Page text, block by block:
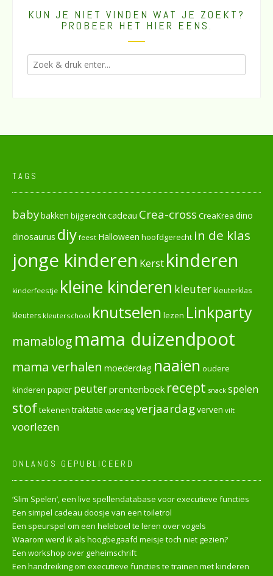
KUN JE NIET VINDEN WAT JE ZOEKT?
PROBEER HET HIER EENS.
TAGS
babybakken bijgerechtcadeau Crea-cross CreaKrea dino
dinosaurus diy feest Halloween hoofdgerecht in de klas
jonge kinderen Kerst kinderen
kinderfeestje kleine kinderen kleuterkleuterklas
kleuters kleuterschool knutselen lezen Linkparty
mamablog mama duizendpoot
mama verhalen moederdag naaien oudere
kinderen papier peuterprentenboek recept snack spelen
stoftekenen traktatie vaderdag verjaardagverven vilt
voorlezen
ONLANGS GEPUBLICEERD
‘Slim Spelen’, een live spellendatabase voor executieve functies
Een simpel cadeau doosje van een toiletrol
Een speurspel om een heleboel te leren over vogels
Waarom werd ik als hoogbegaafd meisje toch niet gezien?
Een workshop over geheimschrift
Een handreiking om executieve functies te trainen met kinderen